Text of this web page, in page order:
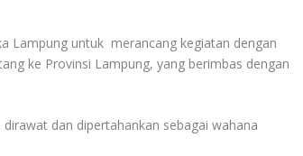
Lampung untuk merancang kegiatan dengan
ke Provinsi Lampung, yang berimbas dengan
dan dipertahankan sebagai wahana